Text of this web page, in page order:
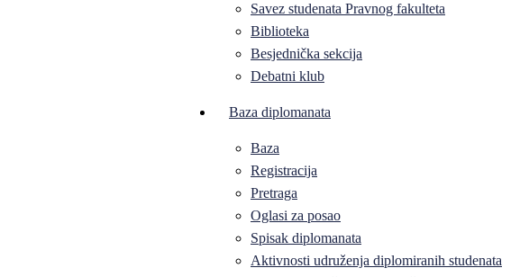
Savez studenata Pravnog fakulteta
Biblioteka
Besjednička sekcija
Debatni klub
Baza diplomanata
Baza
Registracija
Pretraga
Oglasi za posao
Spisak diplomanata
Aktivnosti udruženja diplomiranih studenata